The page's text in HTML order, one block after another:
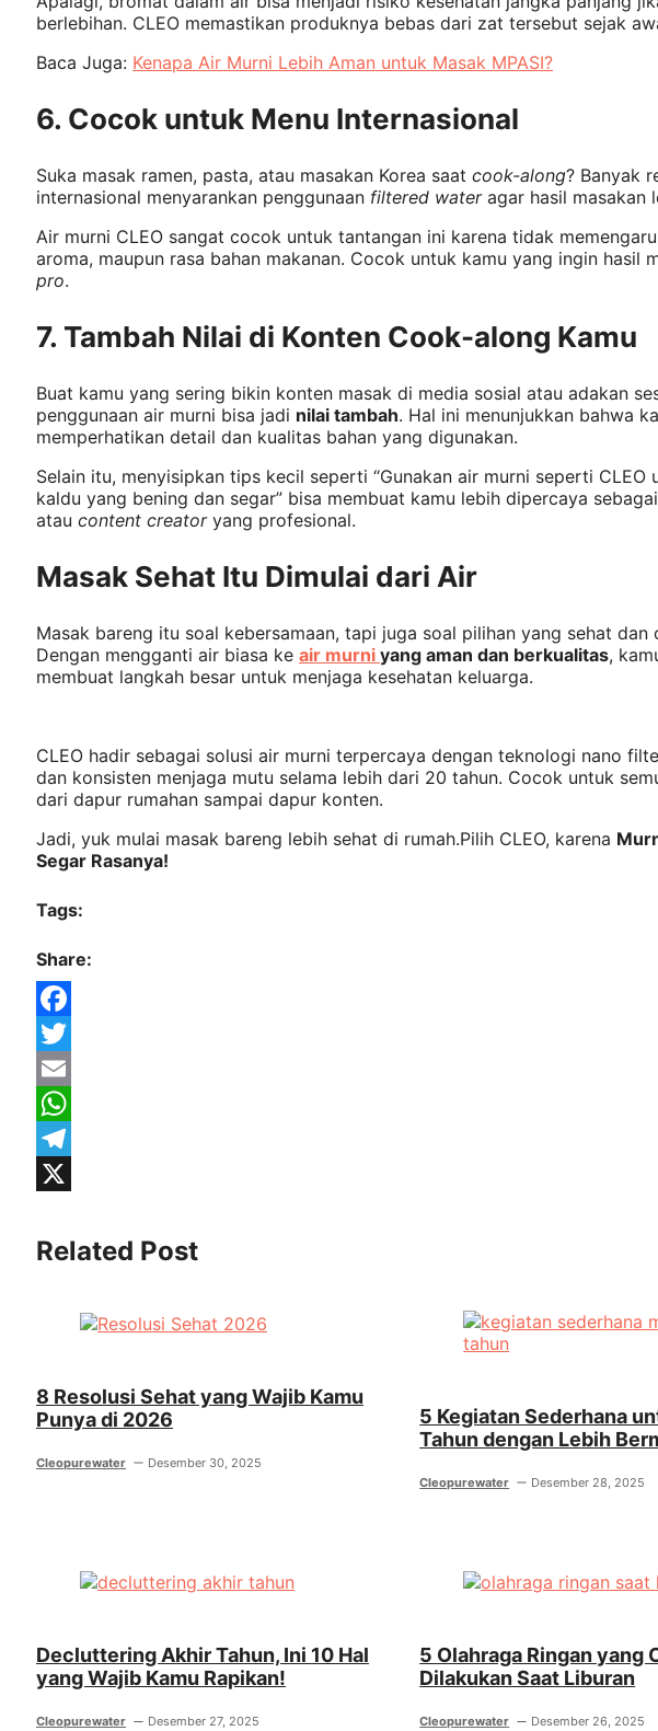
berlebihan. CLEO memastikan produknya bebas dari zat tersebut sejak
Baca Juga: Kenapa Air Murni Lebih Aman untuk Masak MPASI?
6. Cocok untuk Menu Internasional
Suka masak ramen, pasta, atau masakan Korea saat cook-along? Banyak
internasional menyarankan penggunaan filtered water agar hasil masakan
Air murni CLEO sangat cocok untuk tantangan ini karena tidak
aroma, maupun rasa bahan makanan. Cocok untuk kamu yang ingin hasil
pro.
7. Tambah Nilai di Konten Cook-along Kamu
Buat kamu yang sering bikin konten masak di media sosial atau adakan
penggunaan air murni bisa jadi nilai tambah. Hal ini menunjukkan bahwa
memperhatikan detail dan kualitas bahan yang digunakan.
Selain itu, menyisipkan tips kecil seperti “Gunakan air murni seperti CLEO
kaldu yang bening dan segar” bisa membuat kamu lebih dipercaya sebagai
atau content creatoryang profesional.
Masak Sehat Itu Dimulai dari Air
Masak bareng itu soal kebersamaan, tapi juga soal pilihan yang sehat dan
Dengan mengganti air biasa ke air murni yang aman dan berkualitas,
membuat langkah besar untuk menjaga kesehatan keluarga.
CLEO hadir sebagai solusi air murni terpercaya dengan teknologi nano
dan konsisten menjaga mutu selama lebih dari 20 tahun. Cocok untuk
dari dapur rumahan sampai dapur konten.
Jadi, yuk mulai masak bareng lebih sehat di rumah.Pilih CLEO, karena
Segar Rasanya!
Tags:
Share:
Facebook
Twitter
Email
WhatsApp
Telegram
Related Post
8 Resolusi Sehat yang Wajib Kamu
Punya di 2026
Cleopurewater Desember 30, 2025
5 Kegiatan Sederhana
Tahun dengan Lebih
Cleopurewater Desember 28, 2025
Decluttering Akhir Tahun, Ini 10 Hal
yang Wajib Kamu Rapikan!
Cleopurewater Desember 27, 2025
5 Olahraga Ringan yang
Dilakukan Saat Liburan
Cleopurewater Desember 26, 2025